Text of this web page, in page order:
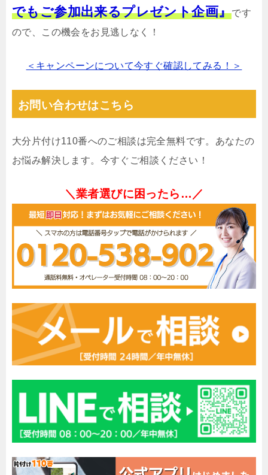
でもご参加出来るプレゼント企画』です
ので、この機会をお見逃しなく！
＜キャンペーンについて今すぐ確認してみる！＞
お問い合わせはこちら
大分片付け110番へのご相談は完全無料です。あなたの
お悩み解決します。今すぐご相談ください！
＼業者選びに困ったら…／